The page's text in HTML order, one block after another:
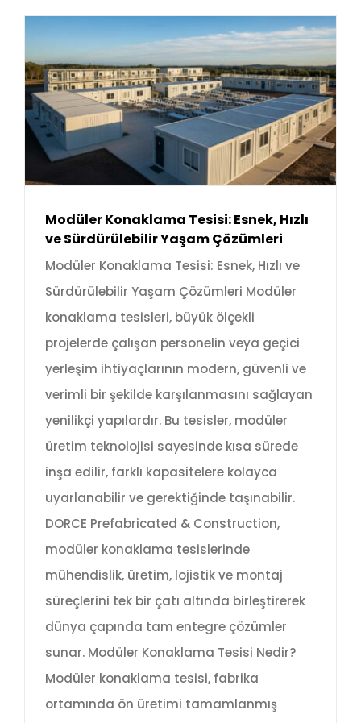
Modüler Konaklama Tesisi: Esnek, Hızlı
ve Sürdürülebilir Yaşam Çözümleri
Modüler Konaklama Tesisi: Esnek, Hızlı ve
Sürdürülebilir Yaşam Çözümleri Modüler
konaklama tesisleri, büyük ölçekli
projelerde çalışan personelin veya geçici
yerleşim ihtiyaçlarının modern, güvenli ve
verimli bir şekilde karşılanmasını sağlayan
yenilikçi yapılardır. Bu tesisler, modüler
üretim teknolojisi sayesinde kısa sürede
inşa edilir, farklı kapasitelere kolayca
uyarlanabilir ve gerektiğinde taşınabilir.
DORCE Prefabricated & Construction,
modüler konaklama tesislerinde
mühendislik, üretim, lojistik ve montaj
süreçlerini tek bir çatı altında birleştirerek
dünya çapında tam entegre çözümler
sunar. Modüler Konaklama Tesisi Nedir?
Modüler konaklama tesisi, fabrika
ortamında ön üretimi tamamlanmış